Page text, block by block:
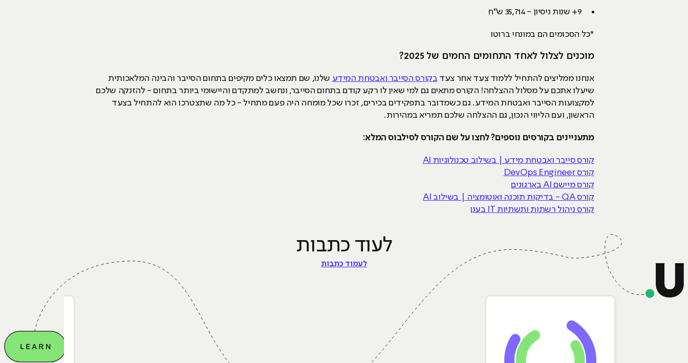
9+ שנות ניסיון - 35,714 ש"ח
*כל הסכומים הם במונחי ברוטו
מוכנים לצלול לאחד התחומים החמים של 2025?
אנחנו ממליצים להתחיל ללמוד צעד אחר צעד בקורס הסייבר ואבטחת המידע שלנו, שם תמצאו כלים מקיפים בתחום הסייבר והבינה המלאכותית
שיעלו אתכם על מסלול ההצלחה! הקורס מתאים גם למי שאין לו רקע קודם בתחום הסייבר, ונחשב למתקדם והיישומי ביותר בתחום - להזנקה שלכם
למקצועות הסייבר ואבטחת המידע. גם כשמדובר בתפקידים בכירים, זכרו שכל מומחה היה פעם מתחיל - כל מה שתצטרכו הוא להתחיל בצעד
הראשון, ועם הליווי הנכון, גם ההצלחה שלכם תמריא במהירות.
מתעניינים בקורסים נוספים? לחצו על שם הקורס לסילבוס המלא:
קורס סייבר ואבטחת מידע | בשילוב טכנולוגיות AI
קורס DevOps Engineer
קורס מיישם AI בארגונים
קורס QA - בדיקות תוכנה ואוטומציה | בשילוב AI
קורס ניהול רשתות ותשתיות IT בענן
לעוד כתבות
לעמוד כתבות